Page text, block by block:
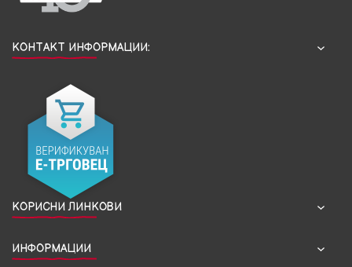
КОНТАКТ ИНФОРМАЦИИ:
КОРИСНИ ЛИНКОВИ
ИНФОРМАЦИИ